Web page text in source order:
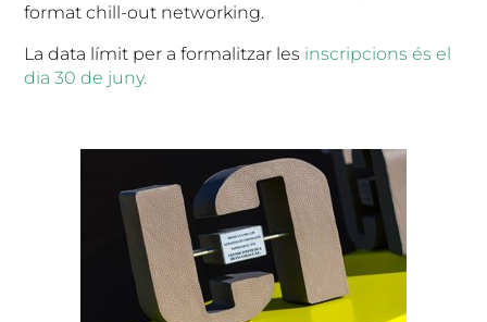
format chill-out networking.
La data límit per a formalitzar les inscripcions és el
dia 30 de juny.